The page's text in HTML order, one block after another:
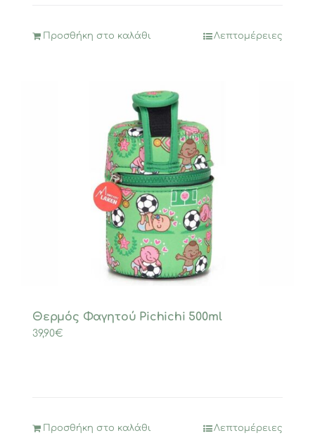
Προσθήκη στο καλάθι Λεπτομέρειες
Θερμός Φαγητού Pichichi 500ml
39,90€
Προσθήκη στο καλάθι Λεπτομέρειες